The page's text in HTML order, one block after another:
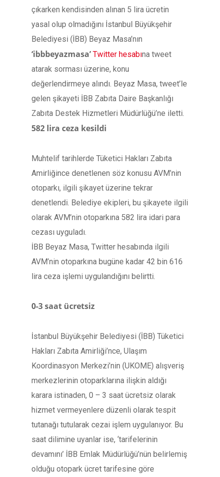
çıkarken kendisinden alınan 5 lira ücretin
yasal olup olmadığını İstanbul Büyükşehir
Belediyesi (İBB) Beyaz Masa’nın
‘ibbbeyazmasa’ Twitter hesabına tweet
atarak sorması üzerine, konu
değerlendirmeye alındı. Beyaz Masa, tweet’le
gelen şikayeti İBB Zabıta Daire Başkanlığı
Zabıta Destek Hizmetleri Müdürlüğü’ne iletti.
582 lira ceza kesildi
Muhtelif tarihlerde Tüketici Hakları Zabıta
Amirliğince denetlenen söz konusu AVM’nin
otoparkı, ilgili şikayet üzerine tekrar
denetlendi. Belediye ekipleri, bu şikayete ilgili
olarak AVM’nin otoparkına 582 lira idari para
cezası uyguladı.
İBB Beyaz Masa, Twitter hesabında ilgili
AVM’nin otoparkına bugüne kadar 42 bin 616
lira ceza işlemi uygulandığını belirtti.
0-3 saat ücretsiz
İstanbul Büyükşehir Belediyesi (İBB) Tüketici
Hakları Zabıta Amirliği’nce, Ulaşım
Koordinasyon Merkezi’nin (UKOME) alışveriş
merkezlerinin otoparklarına ilişkin aldığı
karara istinaden, 0 – 3 saat ücretsiz olarak
hizmet vermeyenlere düzenli olarak tespit
tutanağı tutularak cezai işlem uygulanıyor. Bu
saat dilimine uyanlar ise, ‘tarifelerinin
devamını’ İBB Emlak Müdürlüğü’nün belirlemiş
olduğu otopark ücret tarifesine göre